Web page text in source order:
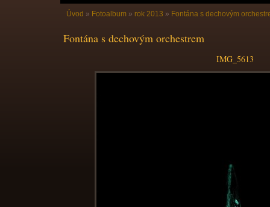
Úvod » Fotoalbum » rok 2013 » Fontána s dechovým
Fontána s dechovým orchestrem
IMG_5613